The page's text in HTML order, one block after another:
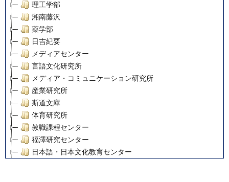
理工学部
湘南藤沢
薬学部
日吉紀要
メディアセンター
言語文化研究所
メディア・コミュニケーション研究所
産業研究所
斯道文庫
体育研究所
教職課程センター
福澤研究センター
日本語・日本文化教育センター